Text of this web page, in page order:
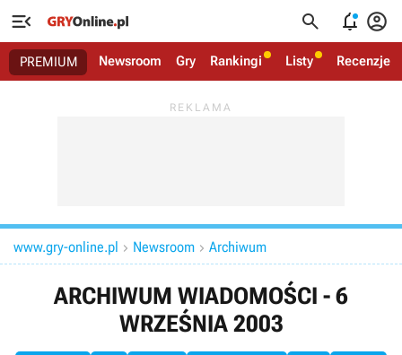
   
PREMIUM Newsroom Gry Rankingi Listy Recenzje
www.gry-online.pl  Newsroom  Archiwum
ARCHIWUM WIADOMOŚCI - 6
WRZEŚNIA 2003